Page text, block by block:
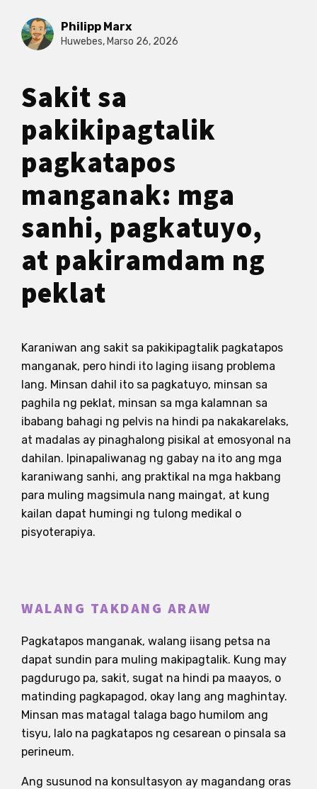
Philipp Marx
Huwebes, Marso 26, 2026
Sakit sa
pakikipagtalik
pagkatapos
manganak: mga
sanhi, pagkatuyo,
at pakiramdam ng
peklat
Karaniwan ang sakit sa pakikipagtalik pagkatapos
manganak, pero hindi ito laging iisang problema
lang. Minsan dahil ito sa pagkatuyo, minsan sa
paghila ng peklat, minsan sa mga kalamnan sa
ibabang bahagi ng pelvis na hindi pa nakakarelaks,
at madalas ay pinaghalong pisikal at emosyonal na
dahilan. Ipinapaliwanag ng gabay na ito ang mga
karaniwang sanhi, ang praktikal na mga hakbang
para muling magsimula nang maingat, at kung
kailan dapat humingi ng tulong medikal o
pisyoterapiya.
WALANG TAKDANG ARAW
Pagkatapos manganak, walang iisang petsa na
dapat sundin para muling makipagtalik. Kung may
pagdurugo pa, sakit, sugat na hindi pa maayos, o
matinding pagkapagod, okay lang ang maghintay.
Minsan mas matagal talaga bago humilom ang
tisyu, lalo na pagkatapos ng cesarean o pinsala sa
perineum.
Ang susunod na konsultasyon ay magandang oras